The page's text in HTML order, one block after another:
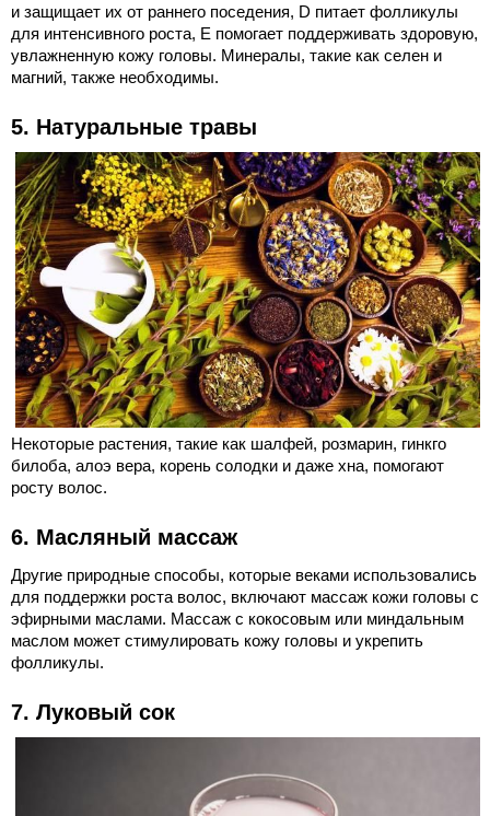
и защищает их от раннего поседения, D питает фолликулы
для интенсивного роста, E помогает поддерживать здоровую,
увлажненную кожу головы. Минералы, такие как селен и
магний, также необходимы.
5. Натуральные травы
Некоторые растения, такие как шалфей, розмарин, гинкго
билоба, алоэ вера, корень солодки и даже хна, помогают
росту волос.
6. Масляный массаж
Другие природные способы, которые веками использовались
для поддержки роста волос, включают массаж кожи головы с
эфирными маслами. Массаж с кокосовым или миндальным
маслом может стимулировать кожу головы и укрепить
фолликулы.
7. Луковый сок